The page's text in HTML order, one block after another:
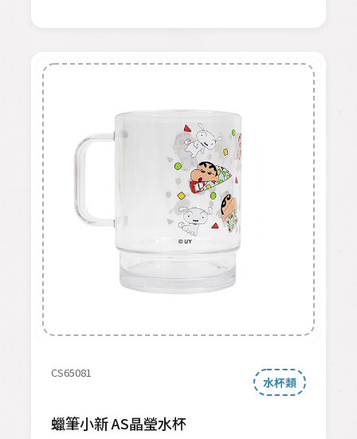
CS65081
水杯類
蠟筆小新 AS晶瑩水杯